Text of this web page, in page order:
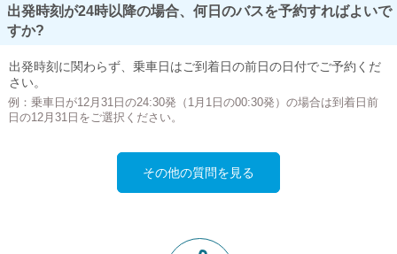
出発時刻が24時以降の場合、何日のバスを予約すればよいで
すか?
出発時刻に関わらず、乗車日はご到着日の前日の日付でご予約くだ
さい。
例：乗車日が12月31日の24:30発（1月1日の00:30発）の場合は到着日前
日の12月31日をご選択ください。
その他の質問を見る